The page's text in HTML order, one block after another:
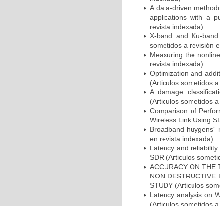
A data-driven
applications with a
revista indexada)
X-band and Ku-
sometidos a revisión
Measuring the
revista indexada)
Optimization and
(Articulos sometidos
A damage
(Articulos sometidos
Comparison of
Wireless Link Using
Broadband
en revista indexada)
Latency and
SDR (Articulos
ACCURACY ON THE
NON-DESTRUCTIVE
STUDY (Articulos
Latency analysis on
(Articulos sometidos